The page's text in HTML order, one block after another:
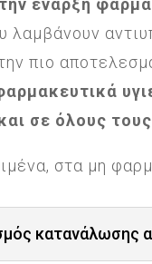
λαμβάνουν
πιο
σε όλους
στα μη
κατανάλωσης